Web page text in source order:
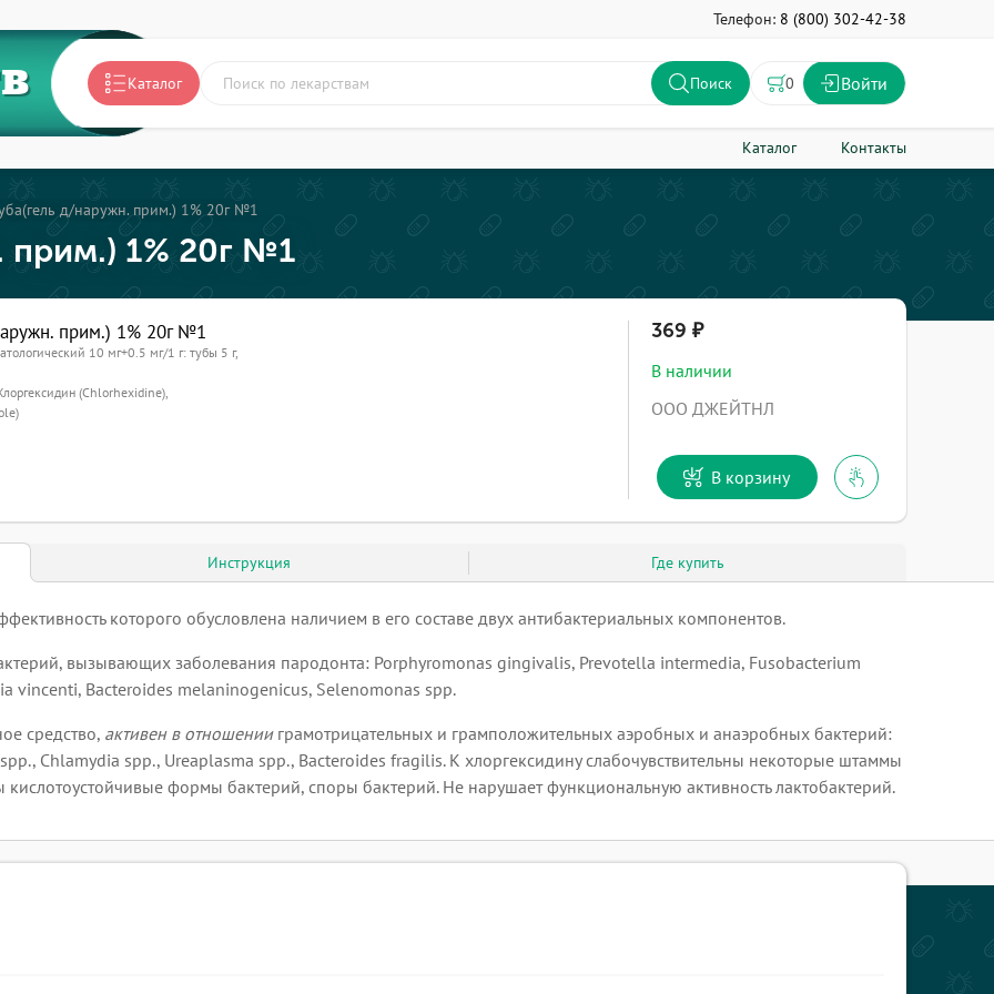
Телефон: 8 (800) 302-42-38
Каталог Поиск 0 Войти
Каталог Контакты
д/наружн. прим.) 1% 20г №1
прим.) 1% 20г №1
прим.) 1% 20г №1
10 мг+0.5 мг/1 г: тубы 5 г,
(Chlorhexidine),
369
В наличии
ООО ДЖЕЙТНЛ
В корзину
Инструкция Где купить
которого обусловлена наличием в его составе двух антибактериальных компонентов.
вызывающих заболевания пародонта: Porphyromonas gingivalis, Prevotella intermedia, Fusobacterium
vincenti, Bacteroides melaninogenicus, Selenomonas spp.
средство, активен в отношенииграмотрицательных и грамположительных аэробных и анаэробных бактерий:
Chlamydia spp., Ureaplasma spp., Bacteroides fragilis. К хлоргексидину слабочувствительны некоторые штаммы
кислотоустойчивые формы бактерий, споры бактерий. Не нарушает функциональную активность лактобактерий.